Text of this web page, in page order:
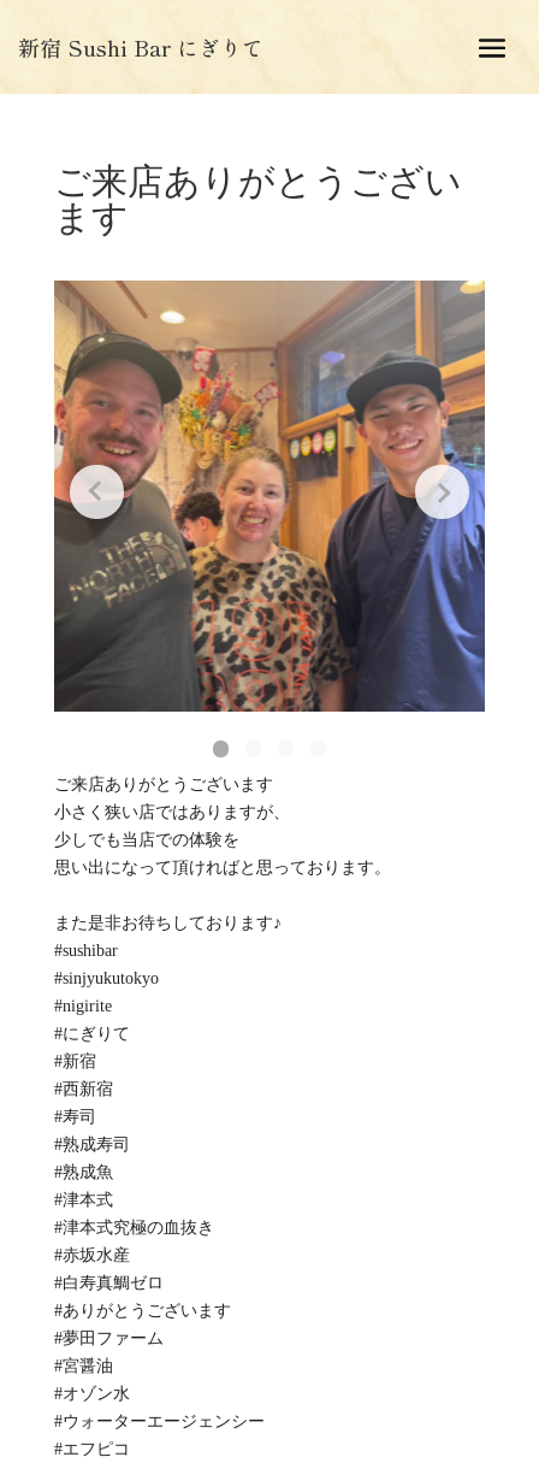
新宿 Sushi Bar にぎりて
ご来店ありがとうござい
ます
ご来店ありがとうございます
小さく狭い店ではありますが、
少しでも当店での体験を
思い出になって頂ければと思っております。
また是非お待ちしております♪
#sushibar
#sinjyukutokyo
#nigirite
#にぎりて
#新宿
#西新宿
#寿司
#熟成寿司
#熟成魚
#津本式
#津本式究極の血抜き
#赤坂水産
#白寿真鯛ゼロ
#ありがとうございます
#夢田ファーム
#宮醤油
#オゾン水
#ウォーターエージェンシー
#エフピコ